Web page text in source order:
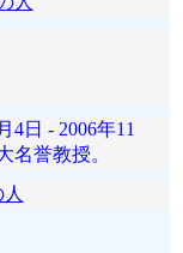
4日 - 2006年11
名誉教授。